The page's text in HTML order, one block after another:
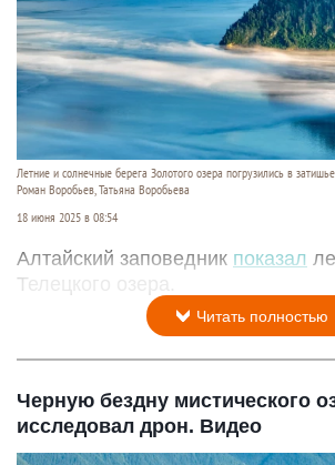
Летние и солнечные берега Золотого озера погрузились в
Роман Воробьев, Татьяна Воробьева
18 июня 2025 в 08:54
Алтайский заповедник показал
Телецкого озера.
Читать полностью
Черную бездну мистического
исследовал дрон. Видео